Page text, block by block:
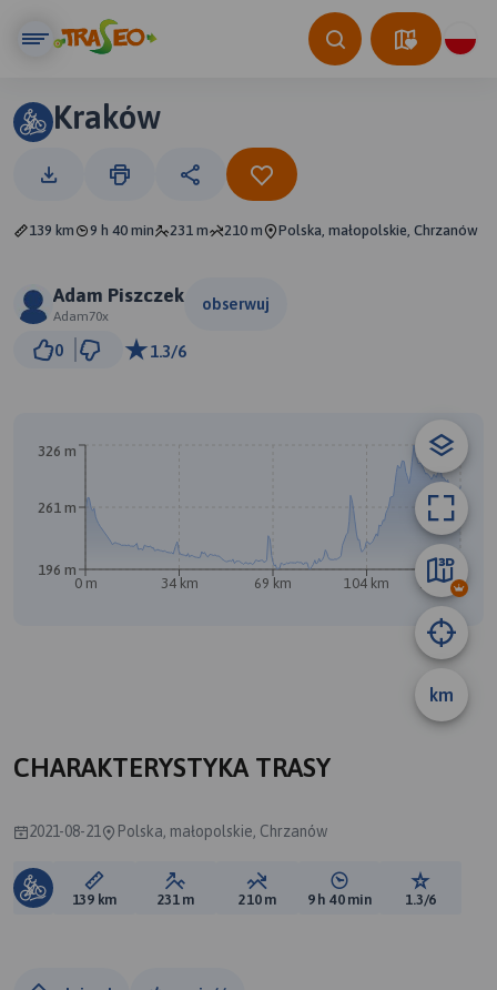
Kraków
139 km 9 h 40 min 231 m 210 m Polska, małopolskie, Chrzanów
Adam Piszczek
Adam70x
obserwuj
0 1.3/6
km
0 m 34 km 69 km 104 km 138 km
196 m
261 m
326 m
CHARAKTERYSTYKA TRASY
2021-08-21 Polska, małopolskie, Chrzanów
Długość trasy:
139 km Suma przewyższeń:
231 m Suma spadków:
210 m Średni czas potrzebny
9 h 40 min Ocena
1.3/6